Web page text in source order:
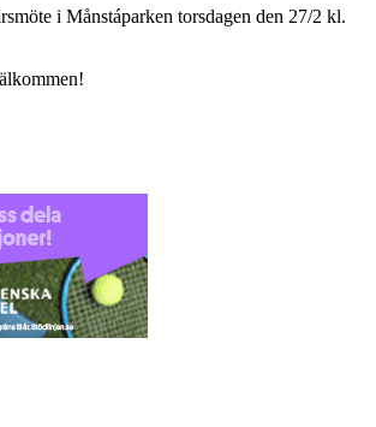
i Månstáparken torsdagen den 27/2 kl.